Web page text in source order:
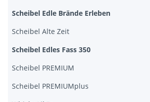
Scheibel Edle Brände Erleben
Scheibel Alte Zeit
Scheibel Edles Fass 350
Scheibel PREMIUM
Scheibel PREMIUMplus